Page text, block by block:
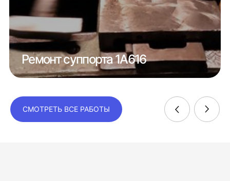
Ремонт суппорта 1А616
СМОТРЕТЬ ВСЕ РАБОТЫ